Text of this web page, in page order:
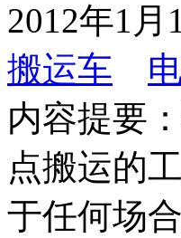
2012年1月
搬运车
内容提要：
点搬运的
于任何场